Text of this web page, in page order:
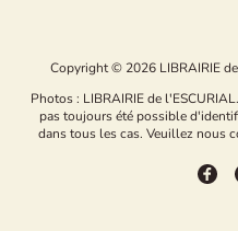
Copyright © 2026 LIBRAIRIE
Photos : LIBRAIRIE de
pas toujours été possible
dans tous les cas. Veuillez nous